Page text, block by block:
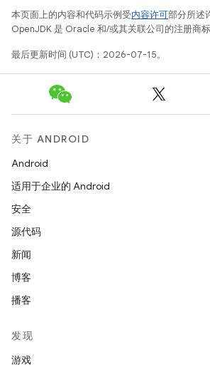
本页面上的内容和代码示例受内容许可部分所述
OpenJDK 是 Oracle 和/或其关联公司的注册商标
最后更新时间 (UTC)：2026-07-15。
关于 ANDROID
Android
适用于企业的 Android
安全
源代码
新闻
博客
播客
发现
游戏